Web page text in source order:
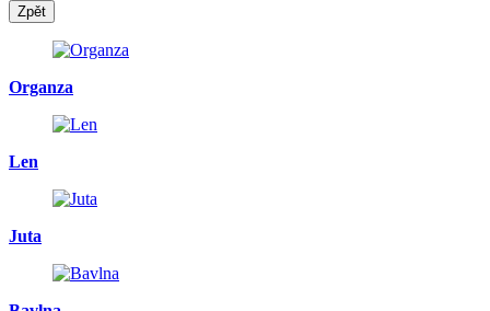
Zpět
Organza
Len
Juta